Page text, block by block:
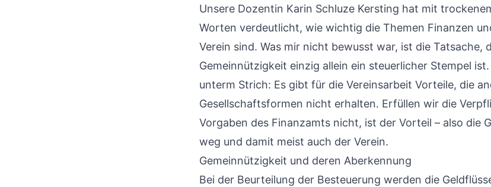
Unsere Dozentin Karin Schluze Kersting hat mit
Worten verdeutlicht, wie wichtig die Themen Finanzen
Verein sind. Was mir nicht bewusst war, ist die Tatsache,
Gemeinnützigkeit einzig allein ein steuerlicher Stempel
unterm Strich: Es gibt für die Vereinsarbeit Vorteile, die
Gesellschaftsformen nicht erhalten. Erfüllen wir die
Vorgaben des Finanzamts nicht, ist der Vorteil – also die
weg und damit meist auch der Verein.
Gemeinnützigkeit und deren Aberkennung
Bei der Beurteilung der Besteuerung werden die